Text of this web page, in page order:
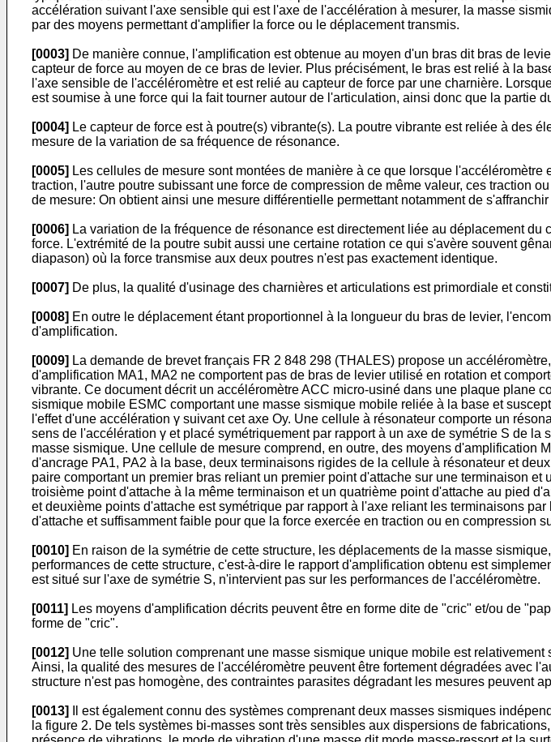
accélération suivant l'axe sensible qui est l'axe de l'accélération à mesurer, la masse
par des moyens permettant d'amplifier la force ou le déplacement transmis.
[0003] De manière connue, l'amplification est obtenue au moyen d'un bras dit bras de
capteur de force au moyen de ce bras de levier. Plus précisément, le bras est relié à la
l'axe sensible de l'accéléromètre et est relié au capteur de force par une charnière.
est soumise à une force qui la fait tourner autour de l'articulation, ainsi donc que la partie
[0004] Le capteur de force est à poutre(s) vibrante(s). La poutre vibrante est reliée à des
mesure de la variation de sa fréquence de résonance.
[0005] Les cellules de mesure sont montées de manière à ce que lorsque
traction, l'autre poutre subissant une force de compression de même valeur, ces traction
de mesure: On obtient ainsi une mesure différentielle permettant notamment de
[0006] La variation de la fréquence de résonance est directement liée au déplacement
force. L'extrémité de la poutre subit aussi une certaine rotation ce qui s'avère souvent
diapason) où la force transmise aux deux poutres n'est pas exactement identique.
[0007] De plus, la qualité d'usinage des charnières et articulations est primordiale et
[0008] En outre le déplacement étant proportionnel à la longueur du bras de levier,
d'amplification.
[0009] La demande de brevet français FR 2 848 298 (THALES) propose un
d'amplification MA1, MA2 ne comportent pas de bras de levier utilisé en rotation et
vibrante. Ce document décrit un accéléromètre ACC micro-usiné dans une plaque plane
sismique mobile ESMC comportant une masse sismique mobile reliée à la base et
l'effet d'une accélération γ suivant cet axe Oy. Une cellule à résonateur comporte un
sens de l'accélération γ et placé symétriquement par rapport à un axe de symétrie S de
masse sismique. Une cellule de mesure comprend, en outre, des moyens d'amplification
d'ancrage PA1, PA2 à la base, deux terminaisons rigides de la cellule à résonateur et
paire comportant un premier bras reliant un premier point d'attache sur une terminaison
troisième point d'attache à la même terminaison et un quatrième point d'attache au pied
et deuxième points d'attache est symétrique par rapport à l'axe reliant les terminaisons
d'attache et suffisamment faible pour que la force exercée en traction ou en
[0010] En raison de la symétrie de cette structure, les déplacements de la masse
performances de cette structure, c'est-à-dire le rapport d'amplification obtenu est
est situé sur l'axe de symétrie S, n'intervient pas sur les performances de l'accéléromètre.
[0011] Les moyens d'amplification décrits peuvent être en forme dite de "cric" et/ou de
forme de "cric".
[0012] Une telle solution comprenant une masse sismique unique mobile est
Ainsi, la qualité des mesures de l'accéléromètre peuvent être fortement dégradées avec
structure n'est pas homogène, des contraintes parasites dégradant les mesures peuvent
[0013]
Il est également connu des systèmes comprenant deux masses sismiques
la figure 2. De tels systèmes bi-masses sont très sensibles aux dispersions de